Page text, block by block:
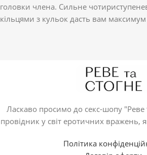
головки члена. Сильне
кільцями з кульок дасть вам
Ласкаво просимо до секс-шопу
провідник у світ еротичних вражень,
Політика